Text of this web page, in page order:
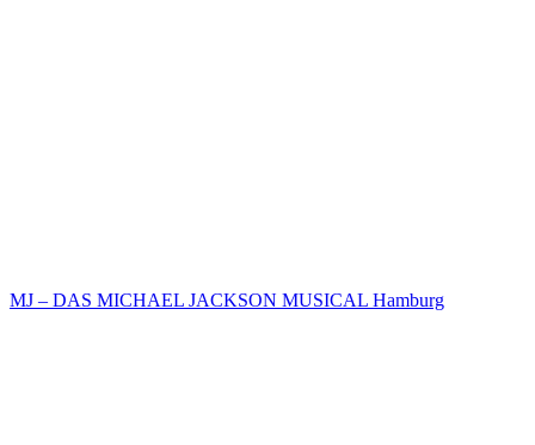
MJ – DAS MICHAEL JACKSON MUSICAL Hamburg